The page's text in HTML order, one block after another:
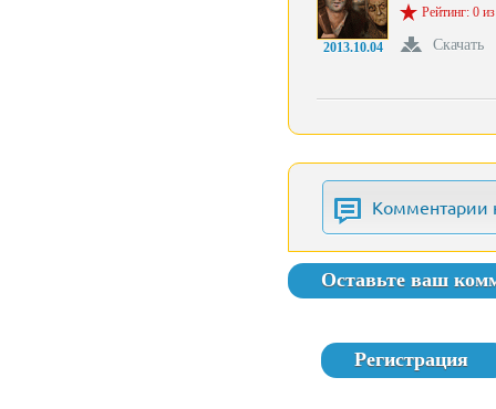
2013.10.04
Рейтинг: 0
Скачать
Комментарии
Оставьте ваш
Регистрация